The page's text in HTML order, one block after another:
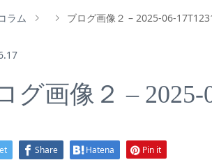
ラム ブログ画像２ – 2025-06-
グ画像２ – 2025-
Share Hatena Pin it